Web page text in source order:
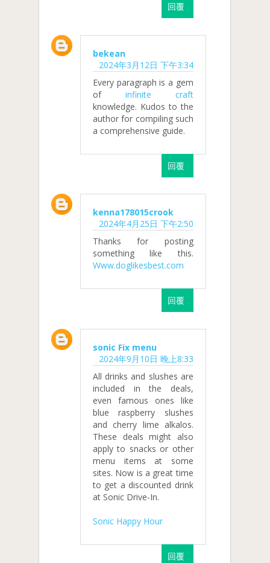
回覆
bekean
2024年3月12日 下午3:34
Every paragraph is a gem
of infinite craft
knowledge. Kudos to the
author for compiling such
a comprehensive guide.
回覆
kenna178015crook
2024年4月25日 下午2:50
Thanks for posting
something like this.
Www.doglikesbest.com
回覆
sonic Fix menu
2024年9月10日 晚上8:33
All drinks and slushes are
included in the deals,
even famous ones like
blue raspberry slushes
and cherry lime alkalos.
These deals might also
apply to snacks or other
menu items at some
sites. Now is a great time
to get a discounted drink
at Sonic Drive-In.
Sonic Happy Hour
回覆